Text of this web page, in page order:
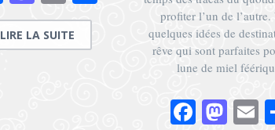
LIRE LA SUITE
profiter l’un de
quelques idées de
rêve qui sont parfaites
lune de miel